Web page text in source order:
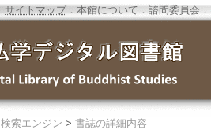
サイトマップ．本館について ． 諮問委員会 ．
検索エンジン > 書誌の詳細内容